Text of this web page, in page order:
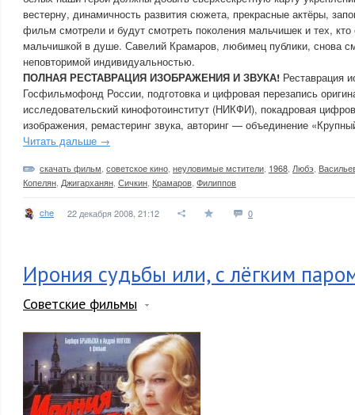
вестерну, динамичность развития сюжета, прекрасные актёры,
фильм смотрели и будут смотреть поколения мальчишек и тех, кто
мальчишкой в душе. Савелий Крамаров, любимец публики, снова
неповторимой индивидуальностью.
ПОЛНАЯ РЕСТАВРАЦИЯ ИЗОБРАЖЕНИЯ И ЗВУКА! Реставрация
Госфильмофонд России, подготовка и цифровая перезапись
исследовательский кинофотоинститут (НИКФИ), покадровая
изображения, ремастеринг звука, авторинг — объединение
Читать дальше →
скачать фильм советское кино неуловимые мстители 1968 Любэ
Копелян Джигарханян Сичкин Крамаров Филиппов
che 22 декабря 2008, 21:12 0
Ирония судьбы или, с лёгким
Советские фильмы